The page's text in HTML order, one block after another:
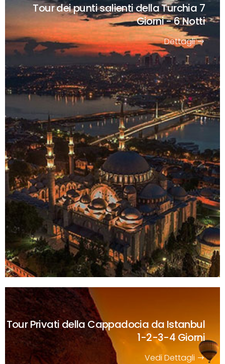
Tour dei punti salienti della Turchia 7
Giorni - 6 Notti
Dettagli
Tour Privati della Cappadocia da Istanbul
1-2-3-4 Giorni
Vedi Dettagli